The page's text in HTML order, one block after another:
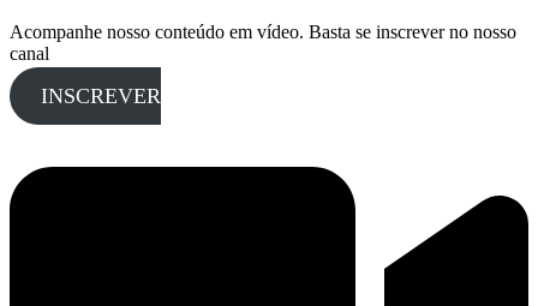
Acompanhe nosso conteúdo em vídeo. Basta se inscrever no nosso
canal
INSCREVER